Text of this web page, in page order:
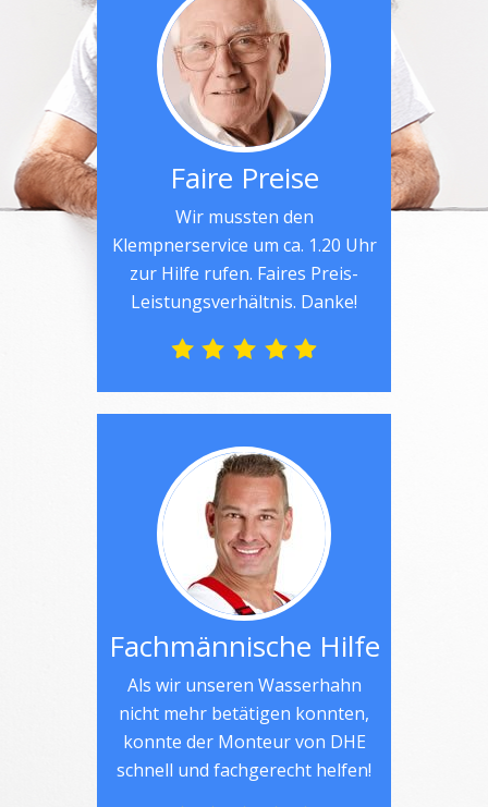
Faire Preise
Wir mussten den
Klempnerservice um ca. 1.20 Uhr
zur Hilfe rufen. Faires Preis-
Leistungsverhältnis. Danke!
Fachmännische Hilfe
Als wir unseren Wasserhahn
nicht mehr betätigen konnten,
konnte der Monteur von DHE
schnell und fachgerecht helfen!